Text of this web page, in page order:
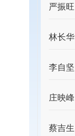
严振旺
林长华
李自坚
庄映峰
蔡吉生